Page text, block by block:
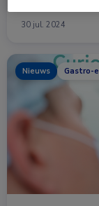
30 jul. 2024
Nieuws Gastro-